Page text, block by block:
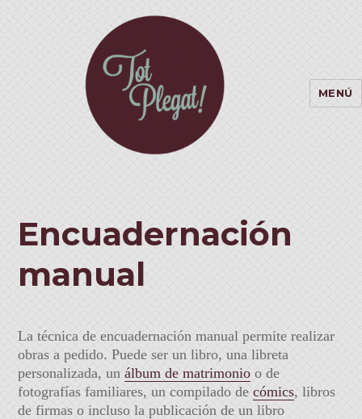
MENÚ
Encuadernación
manual
La técnica de encuadernación manual permite realizar
obras a pedido. Puede ser un libro, una libreta
personalizada, unálbum de matrimonio o de
fotografías familiares, un compilado decómics, libros
de firmas o incluso la publicación de un libro